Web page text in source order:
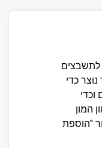
לתשבצים
כדי
המון
"הוספת